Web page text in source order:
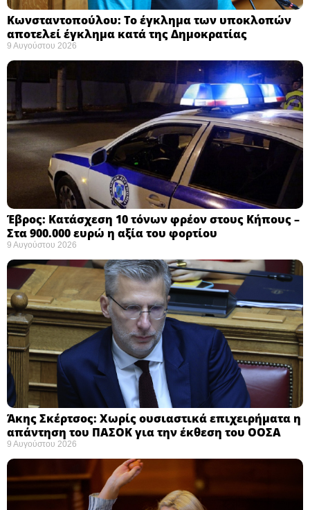
Κωνσταντοπούλου: Το έγκλημα των υποκλοπών
αποτελεί έγκλημα κατά της Δημοκρατίας ​
9 Αυγούστου 2026
Έβρος: Κατάσχεση 10 τόνων φρέον στους Κήπους –
Στα 900.000 ευρώ η αξία του φορτίου ​
9 Αυγούστου 2026
Άκης Σκέρτσος: Χωρίς ουσιαστικά επιχειρήματα η
απάντηση του ΠΑΣΟΚ για την έκθεση του ΟΟΣΑ ​
9 Αυγούστου 2026